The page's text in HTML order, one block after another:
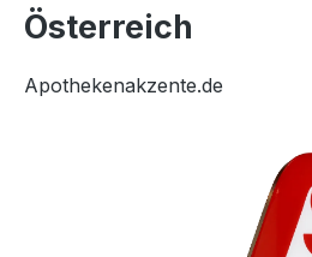
Österreich
Apothekenakzente.de